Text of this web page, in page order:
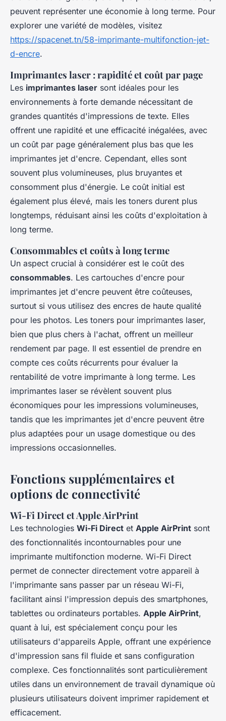
peuvent représenter une économie à long terme. Pour
explorer une variété de modèles, visitez
https://spacenet.tn/58-imprimante-multifonction-jet-
d-encre.
Imprimantes laser : rapidité et coût par page
Les imprimantes laser sont idéales pour les
environnements à forte demande nécessitant de
grandes quantités d'impressions de texte. Elles
offrent une rapidité et une efficacité inégalées, avec
un coût par page généralement plus bas que les
imprimantes jet d'encre. Cependant, elles sont
souvent plus volumineuses, plus bruyantes et
consomment plus d'énergie. Le coût initial est
également plus élevé, mais les toners durent plus
longtemps, réduisant ainsi les coûts d'exploitation à
long terme.
Consommables et coûts à long terme
Un aspect crucial à considérer est le coût des
consommables. Les cartouches d'encre pour
imprimantes jet d'encre peuvent être coûteuses,
surtout si vous utilisez des encres de haute qualité
pour les photos. Les toners pour imprimantes laser,
bien que plus chers à l'achat, offrent un meilleur
rendement par page. Il est essentiel de prendre en
compte ces coûts récurrents pour évaluer la
rentabilité de votre imprimante à long terme. Les
imprimantes laser se révèlent souvent plus
économiques pour les impressions volumineuses,
tandis que les imprimantes jet d'encre peuvent être
plus adaptées pour un usage domestique ou des
impressions occasionnelles.
Fonctions supplémentaires et
options de connectivité
Wi-Fi Direct et Apple AirPrint
Les technologies Wi-Fi Direct et Apple AirPrint sont
des fonctionnalités incontournables pour une
imprimante multifonction moderne. Wi-Fi Direct
permet de connecter directement votre appareil à
l'imprimante sans passer par un réseau Wi-Fi,
facilitant ainsi l'impression depuis des smartphones,
tablettes ou ordinateurs portables. Apple AirPrint,
quant à lui, est spécialement conçu pour les
utilisateurs d'appareils Apple, offrant une expérience
d'impression sans fil fluide et sans configuration
complexe. Ces fonctionnalités sont particulièrement
utiles dans un environnement de travail dynamique où
plusieurs utilisateurs doivent imprimer rapidement et
efficacement.